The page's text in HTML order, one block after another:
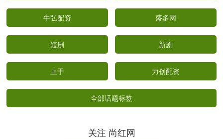
牛弘配资 盛多网
短剧 新剧
止于 力创配资
全部话题标签
关注 尚红网